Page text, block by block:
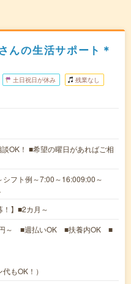
んの生活サポート＊
土日祝日が休み 残業なし
OK！ ■希望の曜日があればご相
フト例～7:00～16:009:00～
！】■2カ月～
円～ ■週払いOK ■扶養内OK ■
もOK！）